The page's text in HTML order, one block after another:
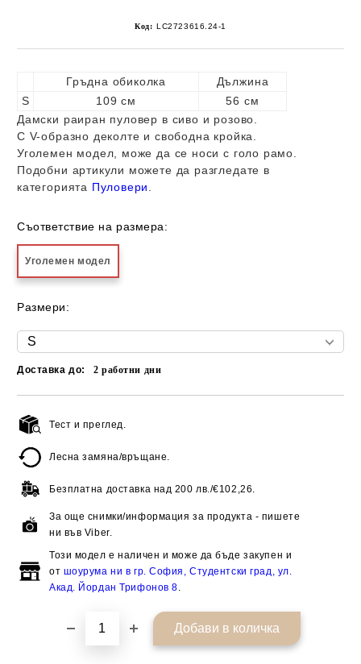
Код: LC2723616.24-1
Гръдна обиколка
Дължина
S
109 см
56 см
Дамски раиран пуловер в сиво и розово.
С V-образно деколте и свободна кройка.
Уголемен модел, може да се носи с голо рамо.
Подобни артикули можете да разгледате в
категорията Пуловери
Съответствие на размера:
Уголемен модел
Размери:
Доставка до: 2работни дни
Тест и преглед.
Лесна замяна/връщане.
Безплатна доставка над 200 лв./€102,26.
За още снимки/информация за продукта - пишете
ни във Viber.
Този модел е наличен и може да бъде закупен и
от шоурума ни в гр. София, Студентски град, ул.
Акад. Йордан Трифонов 8